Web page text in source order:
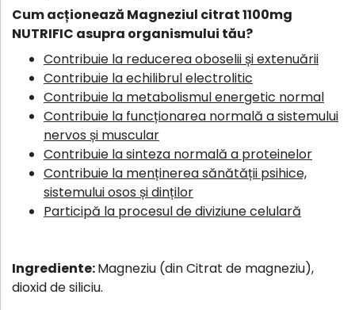
Cum acționează Magneziul citrat 1100mg
NUTRIFIC asupra organismului tău?
Contribuie la reducerea oboselii și extenuării
Contribuie la echilibrul electrolitic
Contribuie la metabolismul energetic normal
Contribuie la funcționarea normală a sistemului
nervos și muscular
Contribuie la sinteza normală a proteinelor
Contribuie la menținerea sănătății psihice,
sistemului osos și dinților
Participă la procesul de diviziune celulară
Ingrediente:Magneziu (din Citrat de magneziu),
dioxid de siliciu.